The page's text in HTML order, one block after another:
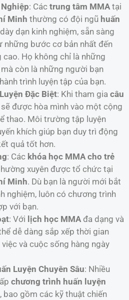
: Các trung tâm MMAtại
Minh thường có đội ngũ huấn
dạn kinh nghiệm, sẵn sàng
những bước cơ bản nhất đến
cao. Họ không chỉ là những
còn là những người bạn
trình luyện tập của bạn.
Đặc Biệt: Khi tham gia câu
sẽ được hòa mình vào một cộng
thao. Môi trường tập luyện
khích giúp bạn duy trì động
quả tốt hơn.
: Các khóa học MMA cho trẻ
xuyên được tổ chức tại
Minh. Dù bạn là người mới bắt
nghiệm, luôn có chương trình
với bạn.
: Với lịch học MMAđa dạng và
dễ dàng sắp xếp thời gian
và cuộc sống hàng ngày
Luyện Chuyên Sâu: Nhiều
chương trình huấn luyện
bao gồm các kỹ thuật chiến